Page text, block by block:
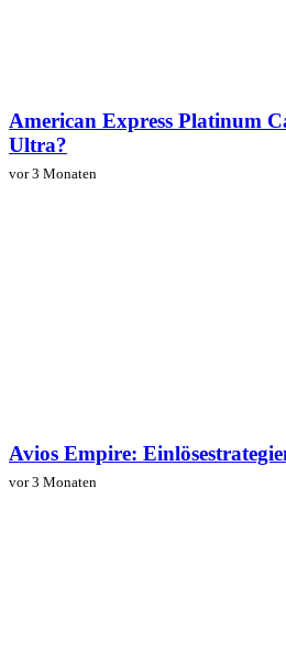
American Express Platinum
Ultra?
vor 3 Monaten
Avios Empire:
vor 3 Monaten